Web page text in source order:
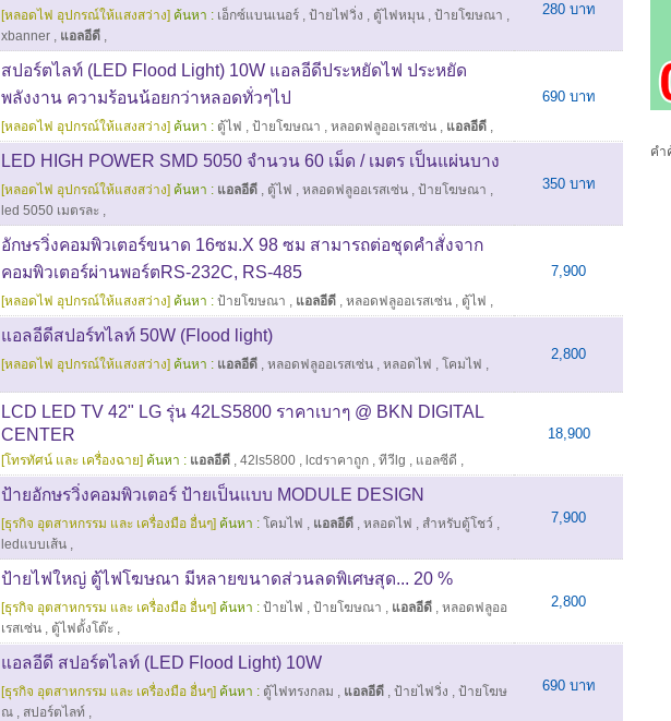
[หลอดไฟ อุปกรณ์ให้แสงสว่าง] ค้นหา : เอ็กซ์แบนเนอร์ , ป้ายไฟวิ่ง , ตู้ไฟหมุน , ป้ายโฆษณา ,
xbanner , แอลอีดี ,
280 บาท
สปอร์ตไลท์ (LED Flood Light) 10W แอลอีดีประหยัดไฟ ประหยัด
พลังงาน ความร้อนน้อยกว่าหลอดทั่วๆไป
[หลอดไฟ อุปกรณ์ให้แสงสว่าง] ค้นหา : ตู้ไฟ , ป้ายโฆษณา , หลอดฟลูออเรสเซ่น , แอลอีดี ,
690 บาท
LED HIGH POWER SMD 5050 จำนวน 60 เม็ด / เมตร เป็นแผ่นบาง
[หลอดไฟ อุปกรณ์ให้แสงสว่าง] ค้นหา : แอลอีดี , ตู้ไฟ , หลอดฟลูออเรสเซ่น , ป้ายโฆษณา ,
led 5050 เมตรละ ,
350 บาท
อักษรวิ่งคอมพิวเตอร์ขนาด 16ซม.X 98 ซม สามารถต่อชุดคําสั่งจาก
คอมพิวเตอร์ผ่านพอร์ตRS-232C, RS-485
[หลอดไฟ อุปกรณ์ให้แสงสว่าง] ค้นหา : ป้ายโฆษณา , แอลอีดี , หลอดฟลูออเรสเซ่น , ตู้ไฟ ,
7,900
แอลอีดีสปอร์ทไลท์ 50W (Flood light)
[หลอดไฟ อุปกรณ์ให้แสงสว่าง] ค้นหา : แอลอีดี , หลอดฟลูออเรสเซ่น , หลอดไฟ , โคมไฟ ,
2,800
LCD LED TV 42" LG รุ่น 42LS5800 ราคาเบาๆ @ BKN DIGITAL
CENTER
[โทรทัศน์ และ เครื่องฉาย] ค้นหา : แอลอีดี , 42ls5800 , lcdราคาถูก , ทีวีlg , แอลซีดี ,
18,900
ป้ายอักษรวิ่งคอมพิวเตอร์ ป้ายเป็นแบบ MODULE DESIGN
[ธุรกิจ อุตสาหกรรม และ เครื่องมือ อื่นๆ] ค้นหา : โคมไฟ , แอลอีดี , หลอดไฟ , สำหรับตู้โชว์ ,
ledแบบเส้น ,
7,900
ป้ายไฟใหญ่ ตู้ไฟโฆษณา มีหลายขนาดส่วนลดพิเศษสุด... 20 %
[ธุรกิจ อุตสาหกรรม และ เครื่องมือ อื่นๆ] ค้นหา : ป้ายไฟ , ป้ายโฆษณา , แอลอีดี , หลอดฟลูออ
เรสเซ่น , ตู้ไฟตั้งโต๊ะ ,
2,800
แอลอีดี สปอร์ตไลท์ (LED Flood Light) 10W
[ธุรกิจ อุตสาหกรรม และ เครื่องมือ อื่นๆ] ค้นหา : ตู้ไฟทรงกลม , แอลอีดี , ป้ายไฟวิ่ง , ป้ายโฆษ
ณ , สปอร์ตไลท์ ,
690 บาท
คำ